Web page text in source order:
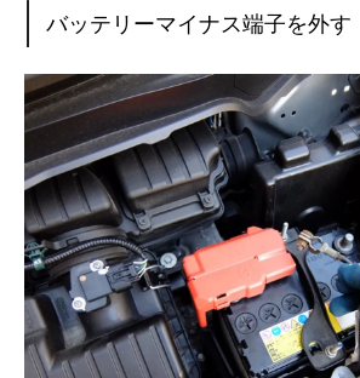
バッテリーマイナス端子を外す